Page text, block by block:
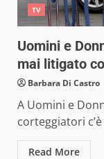
TV
Uomini e
mai litigato
Barbara Di Castro
A Uomini e
corteggiatori
Read More